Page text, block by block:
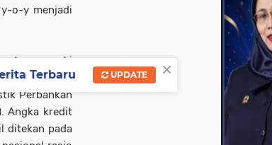
o-y menjadi
memasuki
NIM
Perbankan
Angka kredit
ditekan pada
×
Terbaru UPDATE